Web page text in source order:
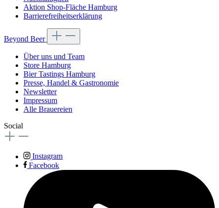
Aktion Shop-Fläche Hamburg
Barrierefreiheitserklärung
Beyond Beer
Über uns und Team
Store Hamburg
Bier Tastings Hamburg
Presse, Handel & Gastronomie
Newsletter
Impressum
Alle Brauereien
Social
Instagram
Facebook